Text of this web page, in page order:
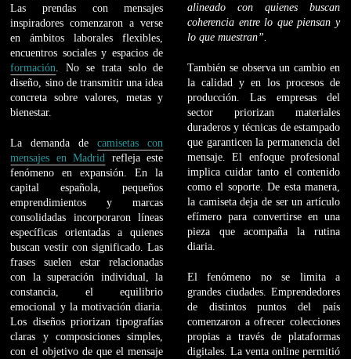
Las prendas con mensajes
inspiradores comenzaron a verse
en ámbitos laborales flexibles,
encuentros sociales y espacios de
formación . No se trata solo de
diseño, sino de transmitir una idea
concreta sobre valores, metas y
bienestar.
La demanda decamisetas con
mensajes en Madrid
refleja este
fenómeno en expansión. En la
capital española, pequeños
emprendimientos y marcas
consolidadas incorporaron líneas
específicas orientadas a quienes
buscan vestir con significado. Las
frases suelen estar relacionadas
con la superación individual, la
constancia, el equilibrio
emocional y la motivación diaria.
Los diseños priorizan tipografías
claras y composiciones simples,
con el objetivo de que el mensaje
alineado con quienes buscan
coherencia entre lo que piensan y
lo que muestran”.
También se observa un cambio en
la calidad y en los procesos de
producción. Las empresas del
sector priorizan materiales
duraderos y técnicas de estampado
que garanticen la permanencia del
mensaje. El enfoque profesional
implica cuidar tanto el contenido
como el soporte. De esta manera,
la camiseta deja de ser un artículo
efímero para convertirse en una
pieza que acompaña la rutina
diaria.
El fenómeno no se limita a
grandes ciudades. Emprendedores
de distintos puntos del país
comenzaron a ofrecer colecciones
propias a través de plataformas
digitales. La venta online permitió